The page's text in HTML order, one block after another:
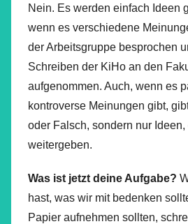
Nein. Es werden einfach Ideen
wenn es verschiedene
der Arbeitsgruppe besprochen
Schreiben der KiHo an den
aufgenommen. Auch, wenn es
kontroverse Meinungen gibt,
oder Falsch, sondern nur
weitergeben.
Was ist jetzt deine Aufgabe?
hast, was wir mit bedenken
Papier aufnehmen sollten,